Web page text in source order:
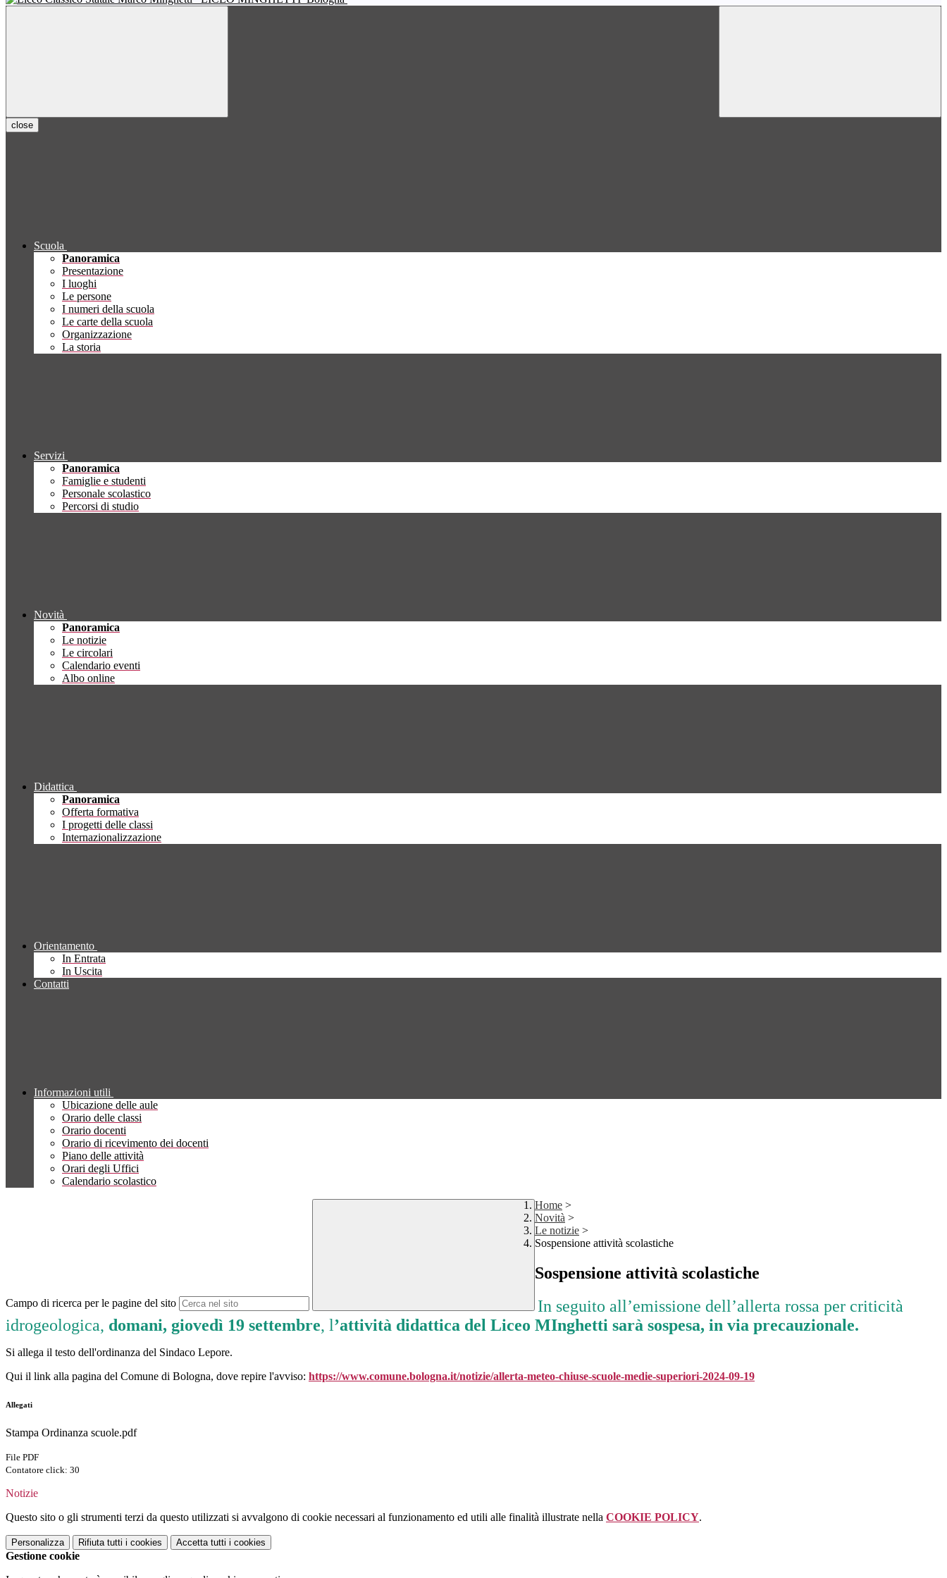
close
Scuola
Panoramica
Presentazione
I luoghi
Le persone
I numeri della scuola
Le carte della scuola
Organizzazione
La storia
Servizi
Panoramica
Famiglie e studenti
Personale scolastico
Percorsi di studio
Novità
Panoramica
Le notizie
Le circolari
Calendario eventi
Albo online
Didattica
Panoramica
Offerta formativa
I progetti delle classi
Internazionalizzazione
Orientamento
In Entrata
In Uscita
Contatti
Informazioni utili
Ubicazione delle aule
Orario delle classi
Orario docenti
Orario di ricevimento dei docenti
Piano delle attività
Orari degli Uffici
Calendario scolastico
Campo di ricerca per le pagine del sito
Home >
Novità >
Le notizie >
Sospensione attività scolastiche
Sospensione attività scolastiche
In seguito all’emissione dell’allerta rossa per criticità
idrogeologica, domani, giovedì 19 settembre, l’attività didattica del Liceo MInghetti sarà sospesa, in via precauzionale.
Si allega il testo dell'ordinanza del Sindaco Lepore.
Qui il link alla pagina del Comune di Bologna, dove repire l'avviso: https://www.comune.bologna.it/notizie/allerta-meteo-chiuse-scuole-medie-superiori-2024-09-19
Allegati
Stampa Ordinanza scuole.pdf
File PDF
Contatore click: 30
Notizie
Questo sito o gli strumenti terzi da questo utilizzati si avvalgono di cookie necessari al funzionamento ed utili alle finalità illustrate nella COOKIE POLICY.
Personalizza Rifiuta tutti i cookies Accetta tutti i cookies
Gestione cookie